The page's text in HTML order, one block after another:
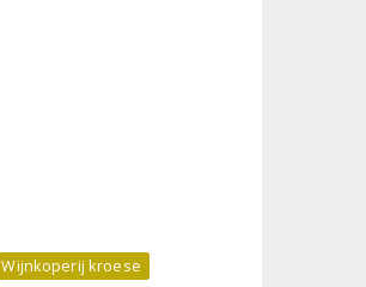
Wijnkoperij kroese